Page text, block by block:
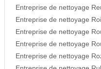
Entreprise de nettoyage
Entreprise de nettoyage
Entreprise de nettoyage
Entreprise de nettoyage
Entreprise de nettoyage